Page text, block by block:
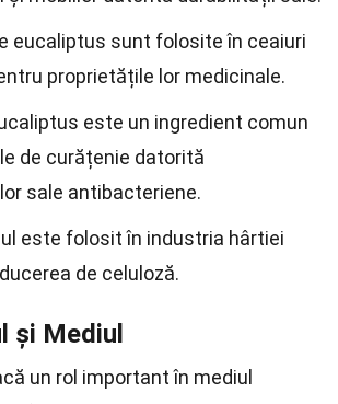
eucaliptus sunt folosite în ceaiuri
proprietățile lor medicinale.
este un ingredient comun
de curățenie datorită
sale antibacteriene.
este folosit în industria hârtiei
de celuloză.
și Mediul
un rol important în mediul